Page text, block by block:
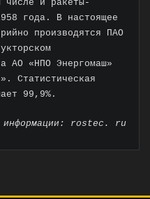
числе и ракеты-
года. В настоящее
производятся ПАО
АО «НПО Энергомаш»
Статистическая
99,9%.
информации: rostec. ru